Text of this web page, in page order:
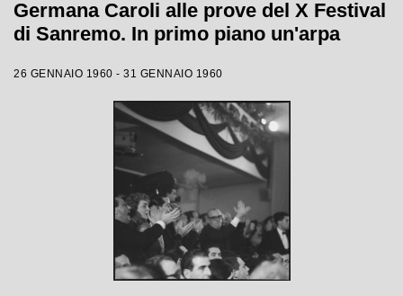
Germana Caroli alle prove del X Festival
di Sanremo. In primo piano un'arpa
26 GENNAIO 1960 - 31 GENNAIO 1960